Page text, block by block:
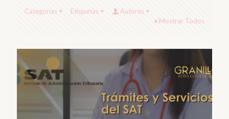
Categorías Etiquetas
Autores
Mostrar Todos